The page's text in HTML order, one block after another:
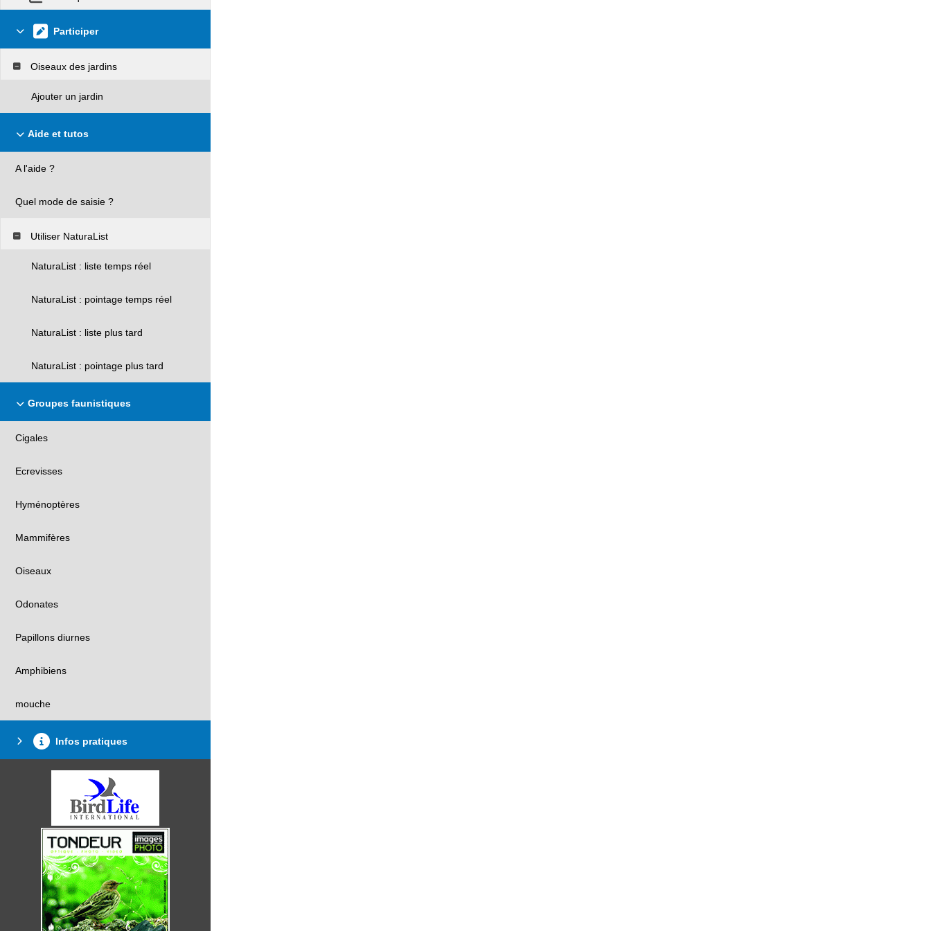
Participer
Oiseaux des jardins
Ajouter un jardin
Aide et tutos
A l'aide ?
Quel mode de saisie ?
Utiliser NaturaList
NaturaList : liste temps réel
NaturaList : pointage temps réel
NaturaList : liste plus tard
NaturaList : pointage plus tard
Groupes faunistiques
Cigales
Ecrevisses
Hyménoptères
Mammifères
Oiseaux
Odonates
Papillons diurnes
Amphibiens
mouche
Infos pratiques